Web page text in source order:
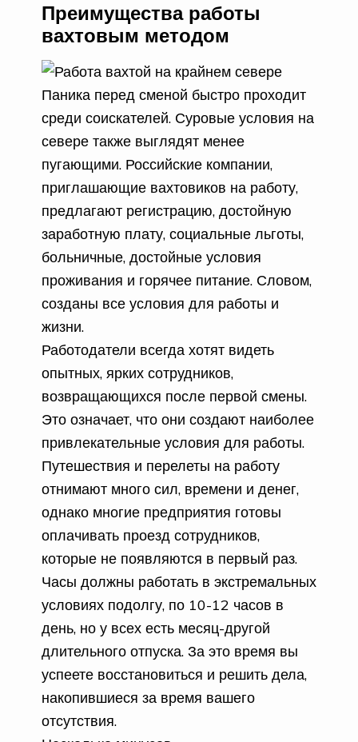
Преимущества работы
вахтовым методом
Паника перед сменой быстро проходит
среди соискателей. Суровые условия на
севере также выглядят менее
пугающими. Российские компании,
приглашающие вахтовиков на работу,
предлагают регистрацию, достойную
заработную плату, социальные льготы,
больничные, достойные условия
проживания и горячее питание. Словом,
созданы все условия для работы и
жизни.
Работодатели всегда хотят видеть
опытных, ярких сотрудников,
возвращающихся после первой смены.
Это означает, что они создают наиболее
привлекательные условия для работы.
Путешествия и перелеты на работу
отнимают много сил, времени и денег,
однако многие предприятия готовы
оплачивать проезд сотрудников,
которые не появляются в первый раз.
Часы должны работать в экстремальных
условиях подолгу, по 10-12 часов в
день, но у всех есть месяц-другой
длительного отпуска. За это время вы
успеете восстановиться и решить дела,
накопившиеся за время вашего
отсутствия.